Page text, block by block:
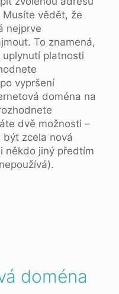
vědět, že
nejprve
To znamená,
platnosti
vypršení
doména na
dvě možnosti –
být zcela nová
někdo jiný předtím
doména